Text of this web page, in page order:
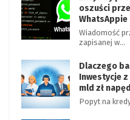
oszuści
WhatsAppie
Wiadomość
zapisanej w…
Dlaczego
Inwestycje
mld zł
Popyt na